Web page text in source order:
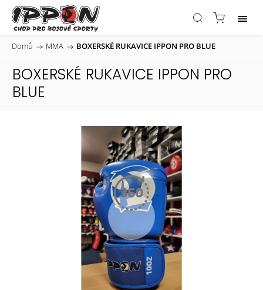
Domů / MMA / BOXERSKÉ RUKAVICE IPPON PRO BLUE
BOXERSKÉ RUKAVICE IPPON PRO
BLUE